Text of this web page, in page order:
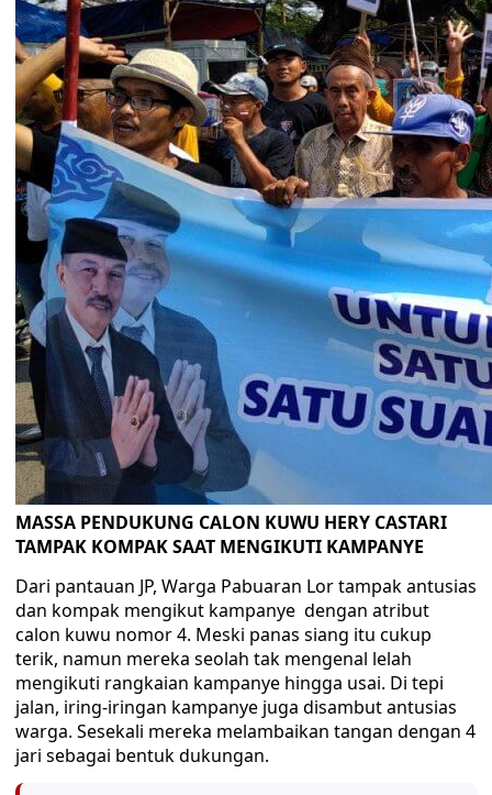
MASSA PENDUKUNG CALON KUWU HERY CASTARI
TAMPAK KOMPAK SAAT MENGIKUTI KAMPANYE
Dari pantauan JP, Warga Pabuaran Lor tampak antusias
dan kompak mengikut kampanye dengan atribut
calon kuwu nomor 4. Meski panas siang itu cukup
terik, namun mereka seolah tak mengenal lelah
mengikuti rangkaian kampanye hingga usai. Di tepi
jalan, iring-iringan kampanye juga disambut antusias
warga. Sesekali mereka melambaikan tangan dengan 4
jari sebagai bentuk dukungan.